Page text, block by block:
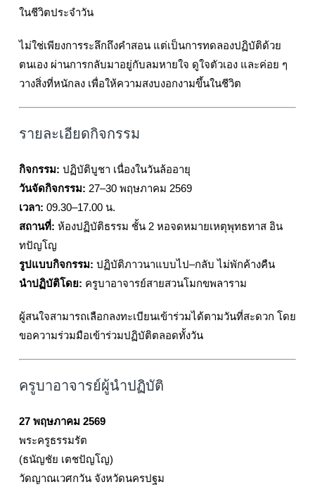
ในชีวิตประจำวัน
ไม่ใช่เพียงการระลึกถึงคำสอน แต่เป็นการทดลองปฏิบัติด้วย
ตนเอง ผ่านการกลับมาอยู่กับลมหายใจ ดูใจตัวเอง และค่อย ๆ
วางสิ่งที่หนักลง เพื่อให้ความสงบงอกงามขึ้นในชีวิต
รายละเอียดกิจกรรม
กิจกรรม: ปฏิบัติบูชา เนื่องในวันล้ออายุ
วันจัดกิจกรรม: 27–30 พฤษภาคม 2569
เวลา: 09.30–17.00 น.
สถานที่: ห้องปฏิบัติธรรม ชั้น 2 หอจดหมายเหตุพุทธทาส อิน
ทปัญโญ
รูปแบบกิจกรรม: ปฏิบัติภาวนาแบบไป–กลับ ไม่พักค้างคืน
นำปฏิบัติโดย: ครูบาอาจารย์สายสวนโมกขพลาราม
ผู้สนใจสามารถเลือกลงทะเบียนเข้าร่วมได้ตามวันที่สะดวก โดย
ขอความร่วมมือเข้าร่วมปฏิบัติตลอดทั้งวัน
ครูบาอาจารย์ผู้นำปฏิบัติ
27 พฤษภาคม 2569
พระครูธรรมรัต
(ธนัญชัย เตชปัญโญ)
วัดญาณเวศกวัน จังหวัดนครปฐม